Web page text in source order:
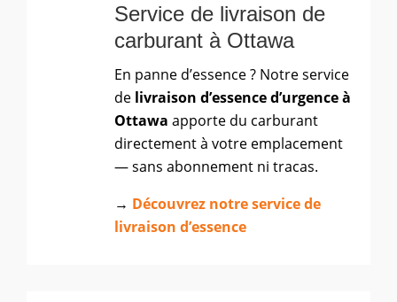
Service de livraison de
carburant à Ottawa
En panne d’essence ? Notre service
de livraison d’essence d’urgence à
Ottawa apporte du carburant
directement à votre emplacement
— sans abonnement ni tracas.
→ Découvrez notre service de
livraison d’essence